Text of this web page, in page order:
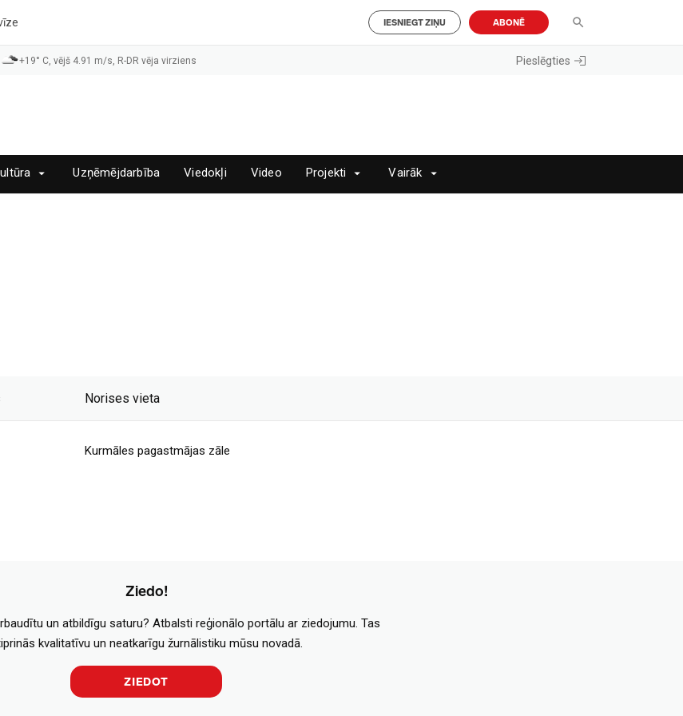
IESNIEGT ZIŅU ABONĒ
+19° C, vējš 4.91 m/s, R-DR vēja virziens Pieslēgties
Uzņēmējdarbība Viedokļi Video Projekti Vairāk
Norises vieta
Kurmāles pagastmājas zāle
Ziedo!
un atbildīgu saturu? Atbalsti reģionālo portālu ar ziedojumu. Tas
kvalitatīvu un neatkarīgu žurnālistiku mūsu novadā.
ZIEDOT